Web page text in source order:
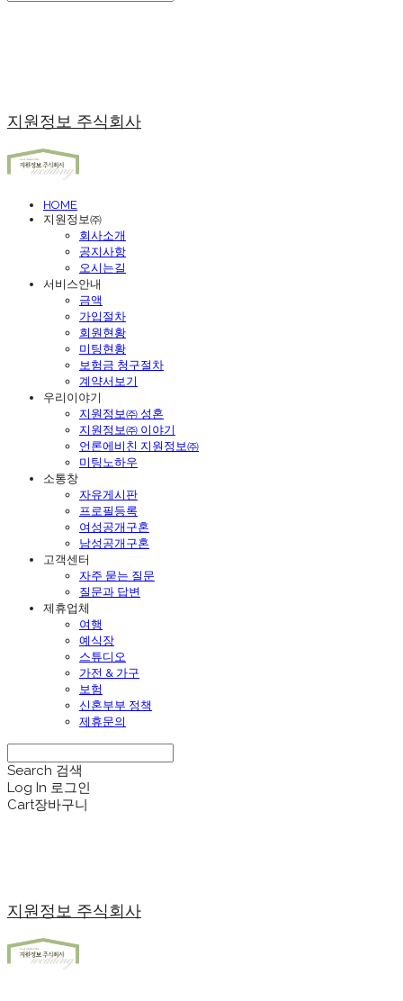
지원정보 주식회사
HOME
지원정보㈜
회사소개
공지사항
오시는길
서비스안내
금액
가입절차
회원현황
미팅현황
보험금 청구절차
계약서보기
우리이야기
지원정보㈜ 성혼
지원정보㈜ 이야기
언론에비친 지원정보㈜
미팅노하우
소통창
자유게시판
프로필등록
여성공개구혼
남성공개구혼
고객센터
자주 묻는 질문
질문과 답변
제휴업체
여행
예식장
스튜디오
가전 & 가구
보험
신혼부부 정책
제휴문의
Search 검색
Log In 로그인
Cart장바구니
지원정보 주식회사